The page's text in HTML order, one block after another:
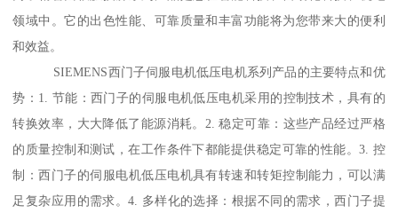
领域中。它的出色性能、可靠质量和丰富功能将为您带来大的便利
和效益。
SIEMENS西门子伺服电机低压电机系列产品的主要特点和优
势：1. 节能：西门子的伺服电机低压电机采用的控制技术，具有的
转换效率，大大降低了能源消耗。2. 稳定可靠：这些产品经过严格
的质量控制和测试，在工作条件下都能提供稳定可靠的性能。3. 控
制：西门子的伺服电机低压电机具有转速和转矩控制能力，可以满
足复杂应用的需求。4. 多样化的选择：根据不同的需求，西门子提